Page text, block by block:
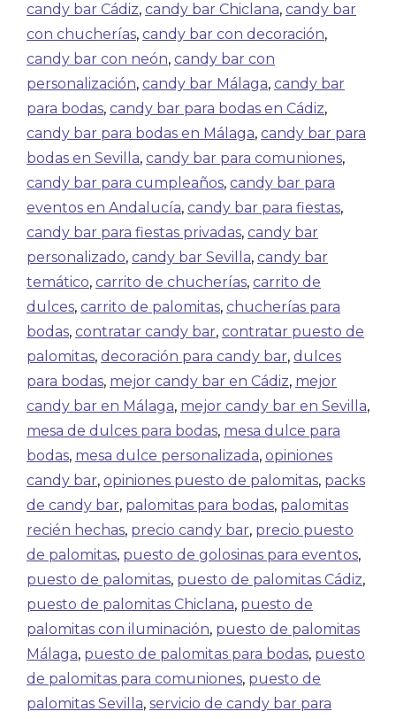
candy bar Cádiz, candy bar Chiclana, candy bar
con chucherías, candy bar con decoración,
candy bar con neón, candy bar con
personalización, candy bar Málaga, candy bar
para bodas, candy bar para bodas en Cádiz,
candy bar para bodas en Málaga, candy bar para
bodas en Sevilla, candy bar para comuniones,
candy bar para cumpleaños, candy bar para
eventos en Andalucía, candy bar para fiestas,
candy bar para fiestas privadas, candy bar
personalizado, candy bar Sevilla, candy bar
temático, carrito de chucherías, carrito de
dulces, carrito de palomitas, chucherías para
bodas, contratar candy bar, contratar puesto de
palomitas, decoración para candy bar, dulces
para bodas, mejor candy bar en Cádiz, mejor
candy bar en Málaga, mejor candy bar en Sevilla,
mesa de dulces para bodas, mesa dulce para
bodas, mesa dulce personalizada, opiniones
candy bar, opiniones puesto de palomitas, packs
de candy bar, palomitas para bodas, palomitas
recién hechas, precio candy bar, precio puesto
de palomitas, puesto de golosinas para eventos,
puesto de palomitas, puesto de palomitas Cádiz,
puesto de palomitas Chiclana, puesto de
palomitas con iluminación, puesto de palomitas
Málaga, puesto de palomitas para bodas, puesto
de palomitas para comuniones, puesto de
palomitas Sevilla, servicio de candy bar para